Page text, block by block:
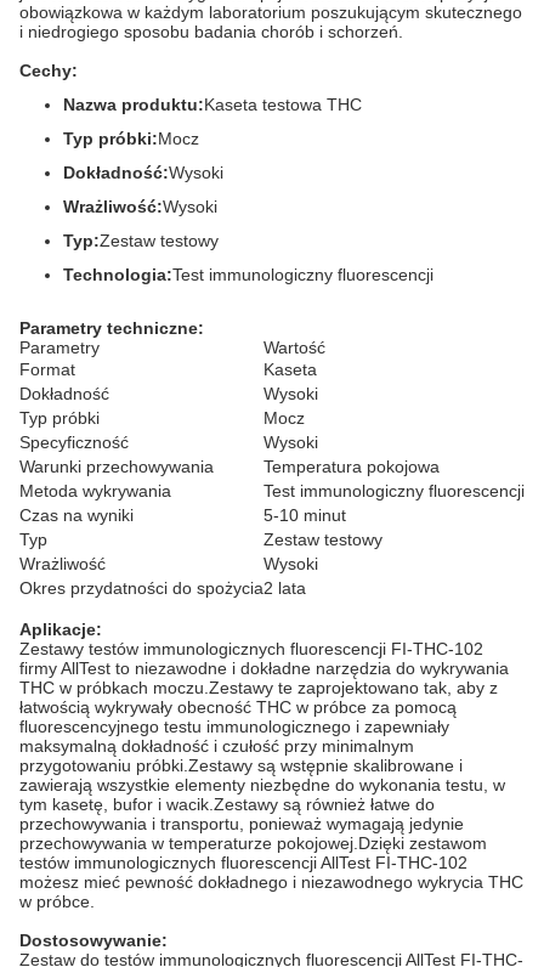
obowiązkowa w każdym laboratorium poszukującym skutecznego
i niedrogiego sposobu badania chorób i schorzeń.
Cechy:
Nazwa produktu:Kaseta testowa THC
Typ próbki:Mocz
Dokładność:Wysoki
Wrażliwość:Wysoki
Typ:Zestaw testowy
Technologia:Test immunologiczny fluorescencji
Parametry techniczne:
Parametry
Wartość
Format
Kaseta
Dokładność
Wysoki
Typ próbki
Mocz
Specyficzność
Wysoki
Warunki przechowywania
Temperatura pokojowa
Metoda wykrywania
Test immunologiczny fluorescencji
Czas na wyniki
5-10 minut
Typ
Zestaw testowy
Wrażliwość
Wysoki
Okres przydatności do spożycia2 lata
Aplikacje:
Zestawy testów immunologicznych fluorescencji FI-THC-102
firmy AllTest to niezawodne i dokładne narzędzia do wykrywania
THC w próbkach moczu.Zestawy te zaprojektowano tak, aby z
łatwością wykrywały obecność THC w próbce za pomocą
fluorescencyjnego testu immunologicznego i zapewniały
maksymalną dokładność i czułość przy minimalnym
przygotowaniu próbki.Zestawy są wstępnie skalibrowane i
zawierają wszystkie elementy niezbędne do wykonania testu, w
tym kasetę, bufor i wacik.Zestawy są również łatwe do
przechowywania i transportu, ponieważ wymagają jedynie
przechowywania w temperaturze pokojowej.Dzięki zestawom
testów immunologicznych fluorescencji AllTest FI-THC-102
możesz mieć pewność dokładnego i niezawodnego wykrycia THC
w próbce.
Dostosowywanie:
Zestaw do testów immunologicznych fluorescencji AllTest FI-THC-